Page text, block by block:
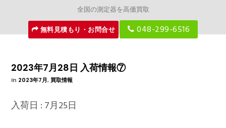
全国の測定器を高価買取
無料見積もり・お問合せ
048-299-6516
2023年7月28日 入荷情報⑦
In 2023年7月,買取情報
入荷日 : 7月25日